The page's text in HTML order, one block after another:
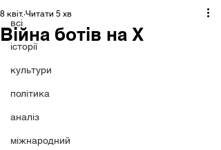
всі
історії
культури
політика
аналіз
міжнародний
Війна ботів на X
8 квіт. Читати 5 хв